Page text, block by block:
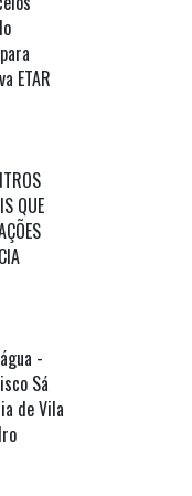
ETAR
QUE
-
Sá
de Vila